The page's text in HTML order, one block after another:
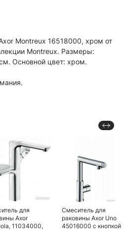
Montreux 16518000, хром от
Montreux. Размеры:
Основной цвет: хром.
для
Axor
11034000,
Смеситель для
раковины Axor Uno
45016000 с кнопкой